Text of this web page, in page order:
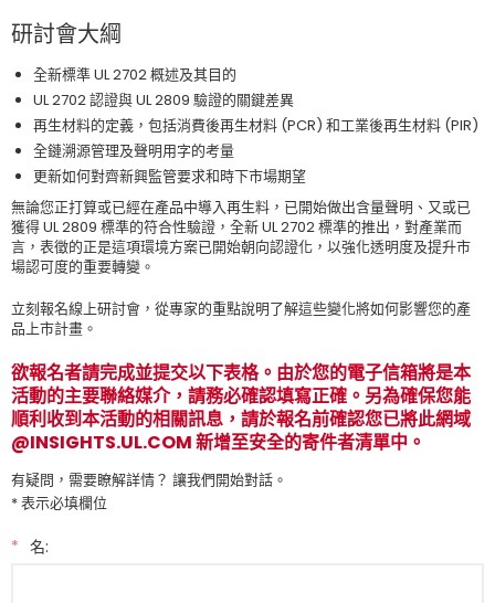
研討會大綱
全新標準 UL 2702 概述及其目的
UL 2702 認證與 UL 2809 驗證的關鍵差異
再生材料的定義，包括消費後再生材料 (PCR) 和工業後再生材料 (PIR)
全鏈溯源管理及聲明用字的考量
更新如何對齊新興監管要求和時下市場期望
無論您正打算或已經在產品中導入再生料，已開始做出含量聲明、又或已
獲得 UL 2809 標準的符合性驗證，全新 UL 2702 標準的推出，對產業而
言，表徵的正是這項環境方案已開始朝向認證化，以強化透明度及提升市
場認可度的重要轉變。
立刻報名線上研討會，從專家的重點說明了解這些變化將如何影響您的產
品上市計畫。
欲報名者請完成並提交以下表格。由於您的電子信箱將是本
活動的主要聯絡媒介，請務必確認填寫正確。另為確保您能
順利收到本活動的相關訊息，請於報名前確認您已將此網域
@INSIGHTS.UL.COM 新增至安全的寄件者清單中。
有疑問，需要瞭解詳情？ 讓我們開始對話。
* 表示必填欄位
* 名: